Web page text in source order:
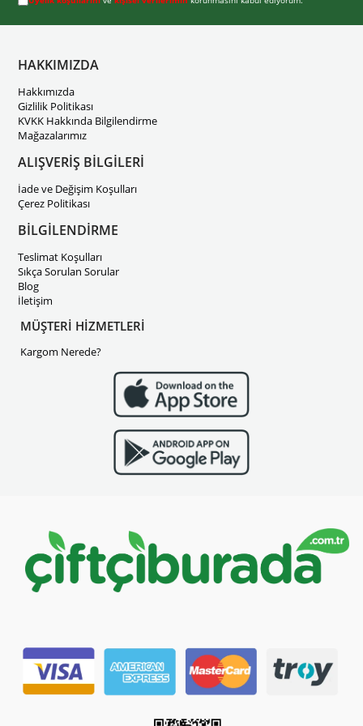
HAKKIMIZDA
Hakkımızda
Gizlilik Politikası
KVKK Hakkında Bilgilendirme
Mağazalarımız
ALIŞVERİŞ BİLGİLERİ
İade ve Değişim Koşulları
Çerez Politikası
BİLGİLENDİRME
Teslimat Koşulları
Sıkça Sorulan Sorular
Blog
İletişim
MÜŞTERİ HİZMETLERİ
Kargom Nerede?